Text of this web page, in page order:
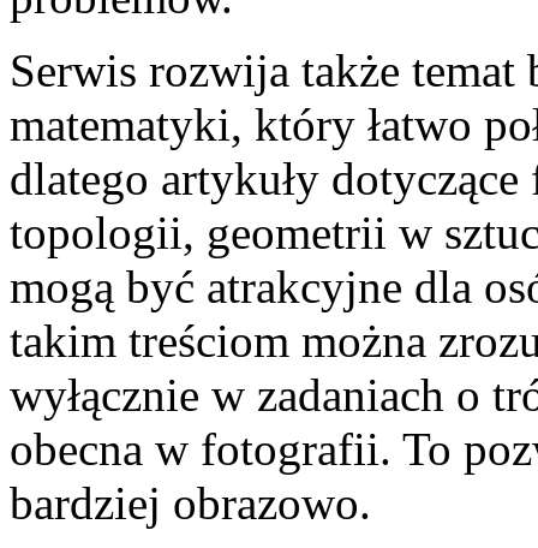
Serwis rozwija także temat
matematyki, który łatwo
dlatego artykuły
topologii, geometrii w
mogą być atrakcyjne dla
takim treściom można
wyłącznie w zadaniach o
obecna w fotografii. To
bardziej obrazowo.